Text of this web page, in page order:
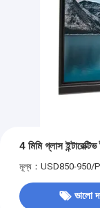
4 মিমি গ্লাস
মূল্য：USD850-950/
ভালো